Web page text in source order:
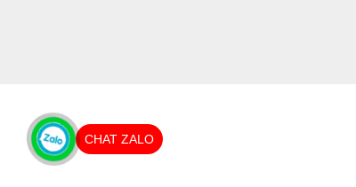
CHAT ZALO